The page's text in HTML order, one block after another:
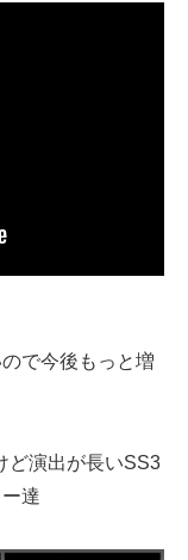
で今後もっと増
ど演出が長いSS3
達